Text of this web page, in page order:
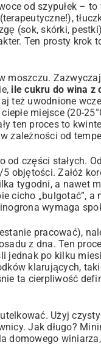
od szypułek –
(sok, skórki,
Ten prosty krok
moszczu.
ile cukru do wina z
też uwodnione
miejsce (20-
ten proces to
zależności od
części stałych.
objętości. Załóż
tygodni, a nawet
cicho „bulgotać”,
wymaga
pracować),
z dna. Ten
po kilku
klarujących,
ta cierpliwość
Użyj
Jak długo?